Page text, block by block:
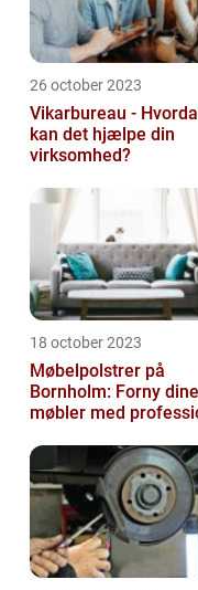
26 october 2023
Vikarbureau -
kan det hjælpe din
virksomhed?
18 october 2023
Møbelpolstrer på
Bornholm: Forny dine
møbler med